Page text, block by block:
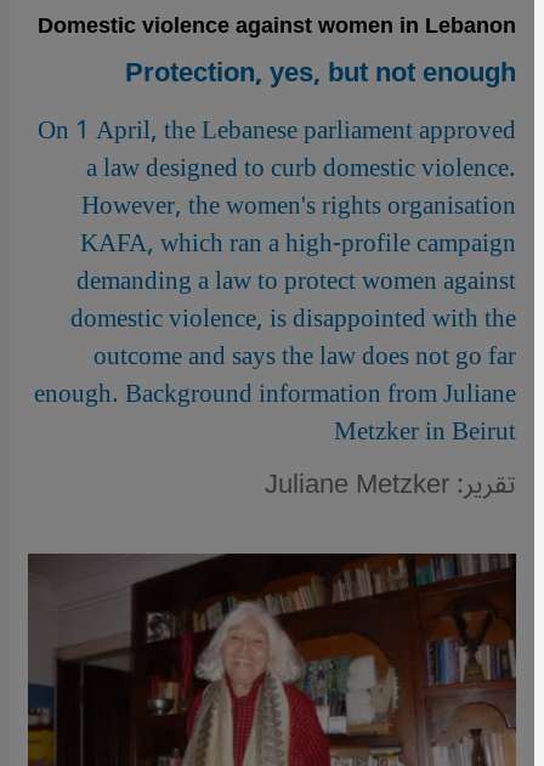
Domestic violence against women in Lebanon
Protection, yes, but not enough
On 1 April, the Lebanese parliament approved
a law designed to curb domestic violence.
However, the women's rights organisation
KAFA, which ran a high-profile campaign
demanding a law to protect women against
domestic violence, is disappointed with the
outcome and says the law does not go far
enough. Background information from Juliane
Metzker in Beirut
تقرير: Juliane Metzker